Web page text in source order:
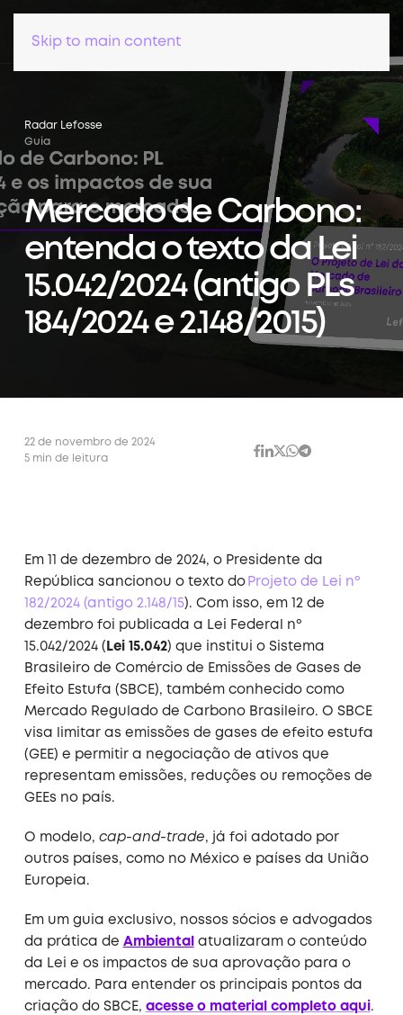
Skip to main content
Radar Lefosse
Guia
Mercado de Carbono:
entenda o texto da Lei
15.042/2024 (antigo PLs
184/2024 e 2.148/2015)
22 de novembro de 2024
5 min de leitura
Em 11 de dezembro de 2024, o Presidente da
República sancionou o texto do Projeto de Lei
nº
182/2024 (antigo 2.148/15). Com isso, em 12 de
dezembro foi publicada a Lei Federal nº
15.042/2024 ( Lei 15.042) que institui o Sistema
Brasileiro de Comércio de Emissões de Gases de
Efeito Estufa (SBCE), também conhecido como
Mercado Regulado de Carbono Brasileiro. O SBCE
visa limitar as emissões de gases de efeito estufa
(GEE) e permitir a negociação de ativos que
representam emissões, reduções ou remoções de
GEEs no país.
O modelo, cap-and-trade, já foi adotado por
outros países, como no México e países da União
Europeia.
Em um guia exclusivo, nossos sócios e advogados
da prática de Ambiental
atualizaram o conteúdo
da Lei e os impactos de sua aprovação para o
mercado. Para entender os principais pontos da
criação do SBCE, acesse o material completo aqui .